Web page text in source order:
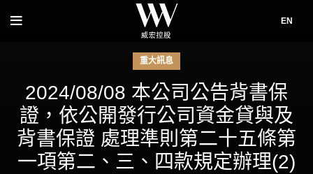
EN
重大訊息
2024/08/08 本公司公告背書保
證，依公開發行公司資金貸與及
背書保證 處理準則第二十五條第
一項第二、三、四款規定辦理(2)